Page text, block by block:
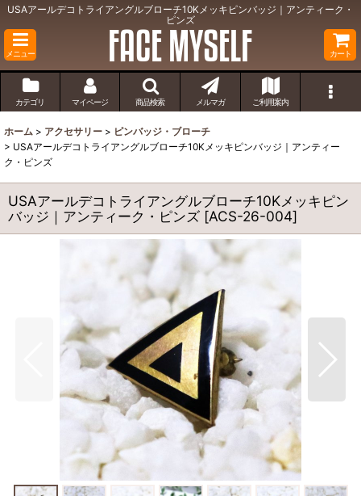
USAアールデコトライアングルブローチ10Kメッキピンバッジ｜アンティーク・
ピンズ
メニュー カート
カテゴリ マイページ 商品検索 メルマガ ご利用案内
ホーム > アクセサリー > ピンバッジ・ブローチ
> USAアールデコトライアングルブローチ10Kメッキピンバッジ｜アンティー
ク・ピンズ
USAアールデコトライアングルブローチ10Kメッキピン
バッジ｜アンティーク・ピンズ [ACS-26-004]